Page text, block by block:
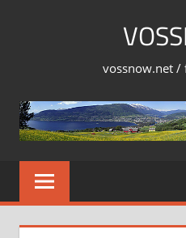
vossnow.net /